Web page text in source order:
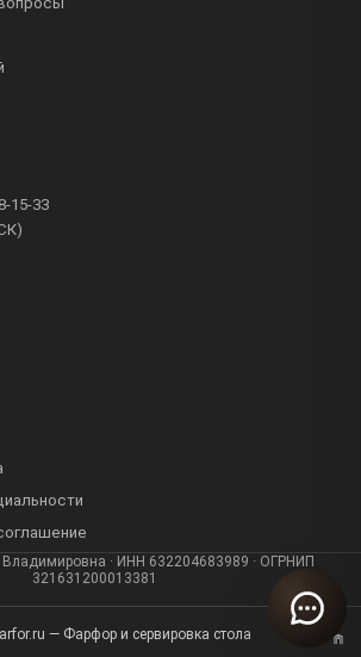
15-33
· ИНН 632204683989 · ОГРНИП
321631200013381
— Фарфор и сервировка стола